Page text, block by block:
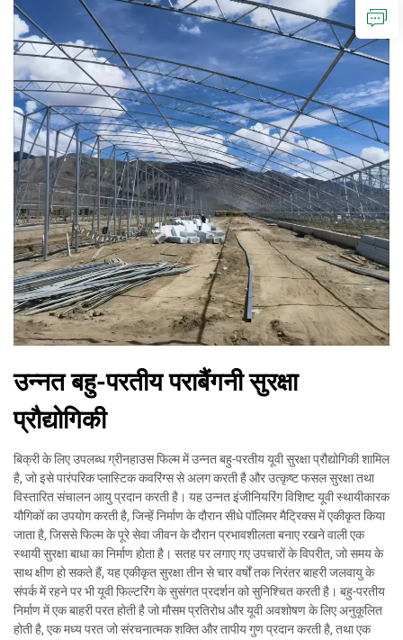
उन्नत बहु-परतीय पराबैंगनी सुरक्षा
प्रौद्योगिकी
बिक्री के लिए उपलब्ध ग्रीनहाउस फिल्म में उन्नत बहु-परतीय यूवी सुरक्षा प्रौद्योगिकी शामिल
है, जो इसे पारंपरिक प्लास्टिक कवरिंग्स से अलग करती है और उत्कृष्ट फसल सुरक्षा तथा
विस्तारित संचालन आयु प्रदान करती है। यह उन्नत इंजीनियरिंग विशिष्ट यूवी स्थायीकारक
यौगिकों का उपयोग करती है, जिन्हें निर्माण के दौरान सीधे पॉलिमर मैट्रिक्स में एकीकृत किया
जाता है, जिससे फिल्म के पूरे सेवा जीवन के दौरान प्रभावशीलता बनाए रखने वाली एक
स्थायी सुरक्षा बाधा का निर्माण होता है। सतह पर लगाए गए उपचारों के विपरीत, जो समय के
साथ क्षीण हो सकते हैं, यह एकीकृत सुरक्षा तीन से चार वर्षों तक निरंतर बाहरी जलवायु के
संपर्क में रहने पर भी यूवी फिल्टरिंग के सुसंगत प्रदर्शन को सुनिश्चित करती है। बहु-परतीय
निर्माण में एक बाहरी परत होती है जो मौसम प्रतिरोध और यूवी अवशोषण के लिए अनुकूलित
होती है, एक मध्य परत जो संरचनात्मक शक्ति और तापीय गुण प्रदान करती है, तथा एक